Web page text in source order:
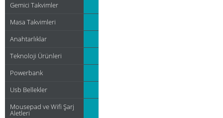
Gemici Takvimler
Masa Takvimleri
Anahtarlıklar
Teknoloji Ürünleri
Powerbank
Usb Bellekler
Mousepad ve Wifi Şarj
Aletleri